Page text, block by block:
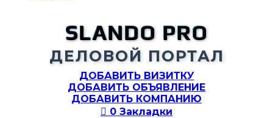
SLANDO PRO
ДЕЛОВОЙ ПОРТАЛ
ДОБАВИТЬ ВИЗИТКУ
ДОБАВИТЬ ОБЪЯВЛЕНИЕ
ДОБАВИТЬ КОМПАНИЮ
 0 Закладки